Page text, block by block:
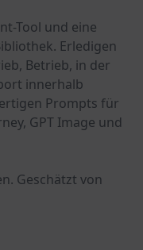
Tool und eine
Erledigen
Betrieb, in der
innerhalb
Prompts für
GPT Image und
Geschätzt von